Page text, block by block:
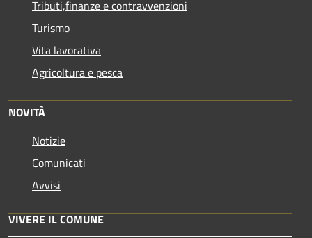
Tributi,finanze e contravvenzioni
Turismo
Vita lavorativa
Agricoltura e pesca
NOVITÀ
Notizie
Comunicati
Avvisi
VIVERE IL COMUNE